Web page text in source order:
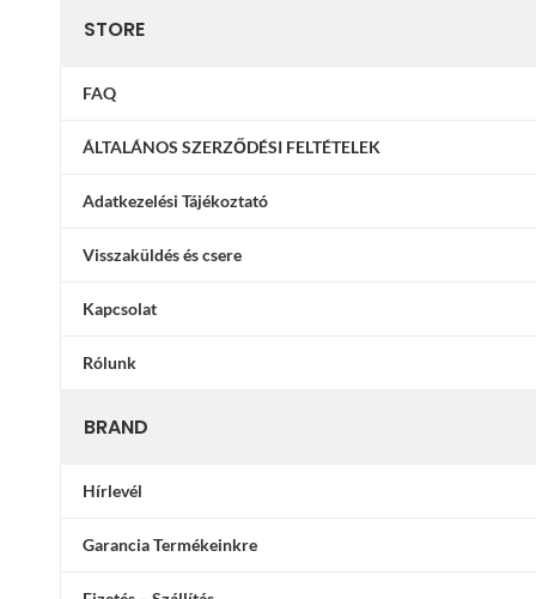
STORE
FAQ
ÁLTALÁNOS SZERZŐDÉSI FELTÉTELEK
Adatkezelési Tájékoztató
Visszaküldés és csere
Kapcsolat
Rólunk
BRAND
Hírlevél
Garancia Termékeinkre